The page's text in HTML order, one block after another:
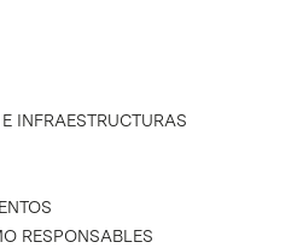
INFRAESTRUCTURAS
RESPONSABLES